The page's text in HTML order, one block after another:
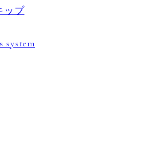
ップ
system